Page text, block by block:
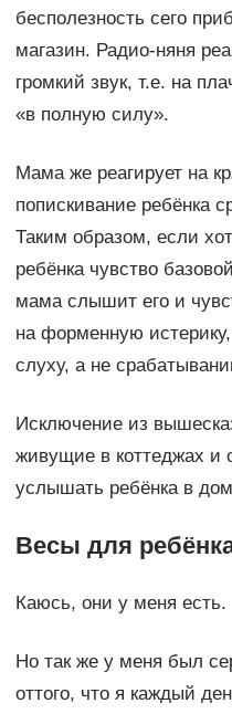
бесполезность сего
магазин. Радио-няня
громкий звук, т.е. на
«в полную силу».
Мама же реагирует на
попискивание ребёнка
Таким образом, если
ребёнка чувство
мама слышит его и
на форменную
слуху, а не
Исключение из
живущие в коттеджах и
услышать ребёнка в
Весы для
Каюсь, они у меня есть.
Но так же у меня был
оттого, что я каждый